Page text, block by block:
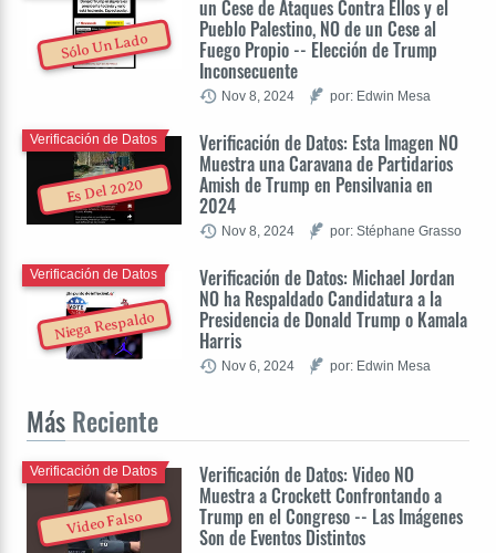
Sólo Un Lado
un Cese de Ataques Contra Ellos y el
Pueblo Palestino, NO de un Cese al
Fuego Propio -- Elección de Trump
Inconsecuente
Nov 8, 2024 por: Edwin Mesa
Es Del 2020
Verificación de Datos: Esta Imagen NO
Muestra una Caravana de Partidarios
Amish de Trump en Pensilvania en
2024
Verificación de Datos
Nov 8, 2024 por: Stéphane Grasso
Niega Respaldo
Verificación de Datos: Michael Jordan
NO ha Respaldado Candidatura a la
Presidencia de Donald Trump o Kamala
Harris
Verificación de Datos
Nov 6, 2024 por: Edwin Mesa
Más Reciente
Video Falso
Verificación de Datos: Video NO
Muestra a Crockett Confrontando a
Trump en el Congreso -- Las Imágenes
Son de Eventos Distintos
Verificación de Datos